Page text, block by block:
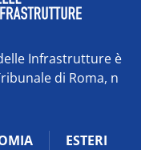
Infrastrutture è
di Roma, n
ESTERI